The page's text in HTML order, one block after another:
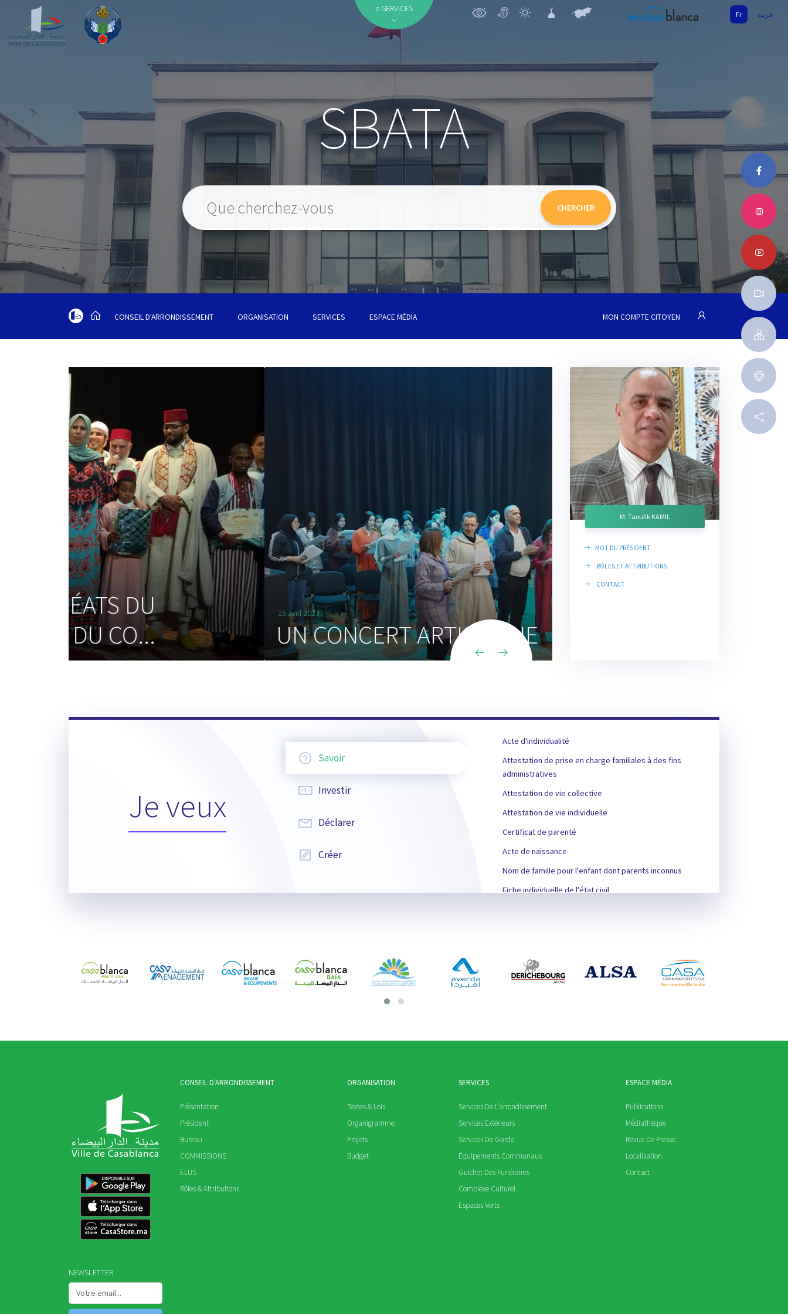
e-SERVICES
Fr عربية
SBATA
CHERCHER
CONSEIL D'ARRONDISSEMENT ORGANISATION SERVICES ESPACE MÉDIA MON COMPTE CITOYEN
15 avril 2023
UN CONCERT ARTISTIQUE
M. Taoufik KAMIL
MOT DU PRÉSIDENT
RÔLES ET ATTRIBUTIONS
CONTACT
Je veux
Savoir
Investir
Déclarer
Créer
Acte d'individualité
Attestation de prise en charge familiales à des fins
administratives
Attestation de vie collective
Attestation de vie individuelle
Certificat de parenté
Acte de naissance
Nom de famille pour l'enfant dont parents inconnus
Fiche individuelle de l'état civil
Certificat du célibat
NEWSLETTER
CONSEIL D'ARRONDISSEMENT
Présentation
Président
Bureau
COMMISSIONS
ELUS
Rôles & Attributions
ORGANISATION
Textes & Lois
Organigramme
Projets
Budget
SERVICES
Services De L’arrondissement
Services Extérieurs
Services De Garde
Équipements Communaux
Guichet Des Funéraires
Complexe Culturel
Espaces Verts
ESPACE MÉDIA
Publications
Médiathèque
Revue De Presse
Localisation
Contact